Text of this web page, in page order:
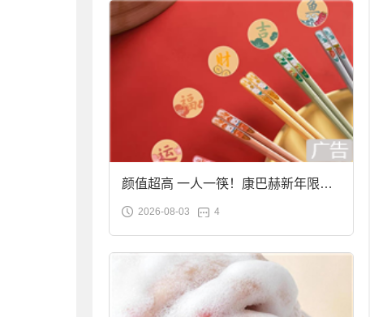
颜值超高 一人一筷！康巴赫新年限定
合金筷子大促：19.9元
2026-08-03 4